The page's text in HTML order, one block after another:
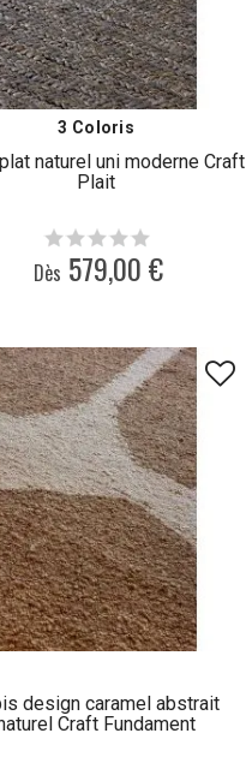
3 Coloris
naturel uni moderne Craft
Plait
Dès 579,00 €
design caramel abstrait
Craft Fundament